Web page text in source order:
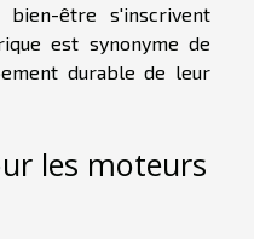
bien-être s'inscrivent
est synonyme de
durable de leur
les moteurs